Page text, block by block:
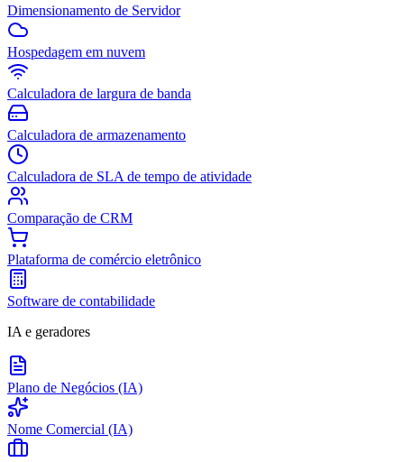
Dimensionamento de Servidor
Hospedagem em nuvem
Calculadora de largura de banda
Calculadora de armazenamento
Calculadora de SLA de tempo de atividade
Comparação de CRM
Plataforma de comércio eletrônico
Software de contabilidade
IA e geradores
Plano de Negócios (IA)
Nome Comercial (IA)